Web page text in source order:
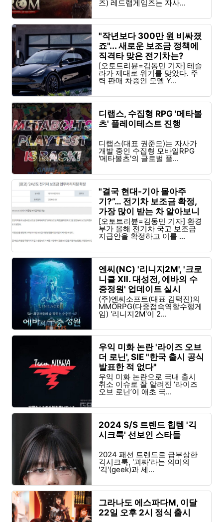
즈) 레드랩게임즈는 자사...
"작년보다 300만 원 비싸졌
죠"... 새로운 보조금 정책에
직격타 맞은 전기차는?
[오토트리뷴=김동민 기자] 테슬
라가 제대로 위기를 맞았다. 주
력 판매 차종인 모델 Y...
디랩스, 수집형 RPG '메타볼
츠' 플레이테스트 진행
디랩스(대표 권준모)는 자사가
개발 중인 수집형 모바일RPG
'메타볼츠'의 글로벌 플...
"결국 현대-기아 몰아주
기?”… 전기차 보조금 확정,
가장 많이 받는 차 알아보니
[오토트리뷴=김동민 기자] 환경
부가 올해 전기차 국고 보조금
지급안을 확정하고 이를 ...
엔씨(NC) '리니지2M', '크로
니클 XII. 대성전, 에바의 수
중정원' 업데이트 실시
(주)엔씨소프트(대표 김택진)의
MMORPG(다중접속역할수행게
임) '리니지2M'이 2...
우익 미화 논란 '라이즈 오브
더 로닌', SIE "한국 출시 공식
발표한 적 없다"
우익 미화 논란으로 국내 출시
취소 이슈로 잘 알려진 ‘라이즈
오브 로닌’이 애초 국...
2024 S/S 트렌드 힙템 '긱
시크룩' 선보인 스타들
2024 패션 트렌드로 급부상한
긱시크룩, '괴짜'라는 의미의
'긱'(geek)과 세...
그라나도 에스파다M, 이달
22일 오후 2시 정식 출시